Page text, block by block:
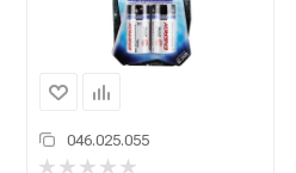
046.025.055